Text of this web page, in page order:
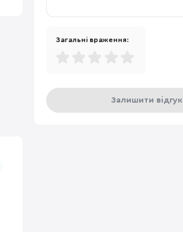
Загальні враження:
Залишити відгук